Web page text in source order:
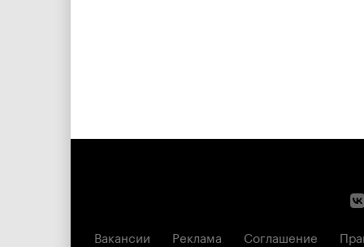
Вакансии Реклама Соглашение